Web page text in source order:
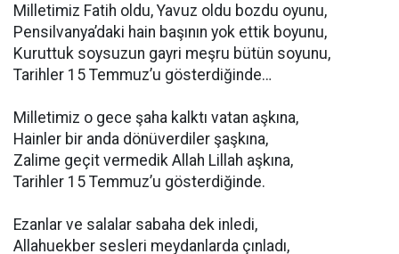
Milletimiz Fatih oldu, Yavuz oldu bozdu oyunu,
Pensilvanya’daki hain başının yok ettik boyunu,
Kuruttuk soysuzun gayri meşru bütün soyunu,
Tarihler 15 Temmuz’u gösterdiğinde…
Milletimiz o gece şaha kalktı vatan aşkına,
Hainler bir anda dönüverdiler şaşkına,
Zalime geçit vermedik Allah Lillah aşkına,
Tarihler 15 Temmuz’u gösterdiğinde.
Ezanlar ve salalar sabaha dek inledi,
Allahuekber sesleri meydanlarda çınladı,